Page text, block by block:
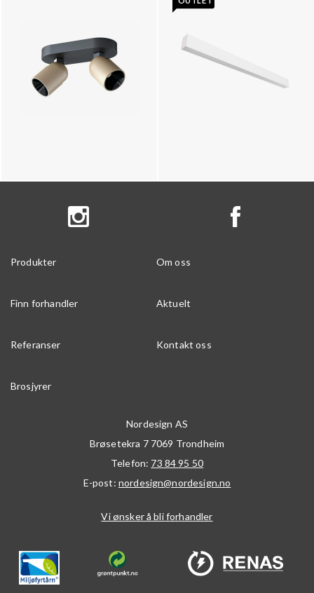
Produkter Om oss
Finn forhandler Aktuelt
Referanser Kontakt oss
Brosjyrer
Nordesign AS
Brøsetekra 7 7069 Trondheim
Telefon: 73 84 95 50
E-post: nordesign@nordesign.no
Vi ønsker å bli forhandler